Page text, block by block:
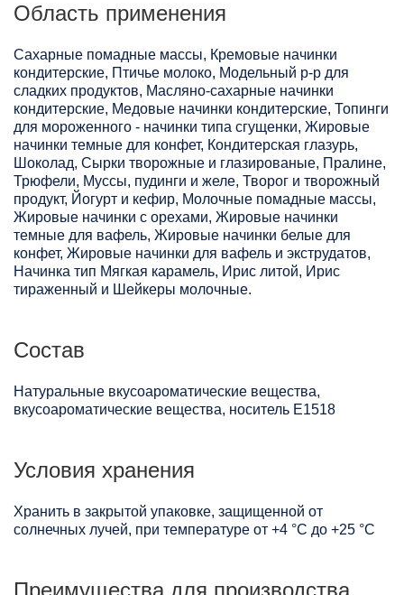
Область применения
Сахарные помадные массы, Кремовые начинки
кондитерские, Птичье молоко, Модельный р-р для
сладких продуктов, Масляно-сахарные начинки
кондитерские, Медовые начинки кондитерские, Топинги
для мороженного - начинки типа сгущенки, Жировые
начинки темные для конфет, Кондитерская глазурь,
Шоколад, Сырки творожные и глазированые, Пралине,
Трюфели, Муссы, пудинги и желе, Творог и творожный
продукт, Йогурт и кефир, Молочные помадные массы,
Жировые начинки с орехами, Жировые начинки
темные для вафель, Жировые начинки белые для
конфет, Жировые начинки для вафель и экструдатов,
Начинка тип Мягкая карамель, Ирис литой, Ирис
тираженный и Шейкеры молочные.
Состав
Натуральные вкусоароматические вещества,
вкусоароматические вещества, носитель Е1518
Условия хранения
Хранить в закрытой упаковке, защищенной от
солнечных лучей, при температуре от +4 °C до +25 °C